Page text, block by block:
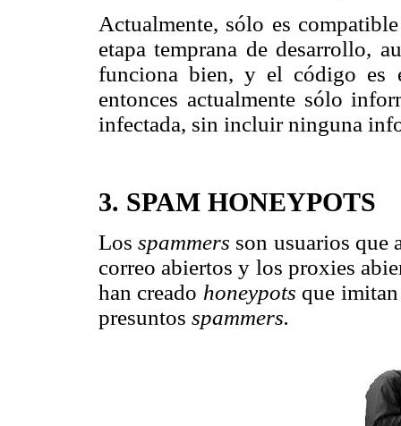
Actualmente, sólo es
etapa temprana de desarrollo,
funciona bien, y el código es
entonces actualmente sólo
infectada, sin incluir ninguna
3. SPAM HONEYPOTS
Losspammers son usuarios que
correo abiertos y los proxies
han creado honeypots que
presuntos spammers.